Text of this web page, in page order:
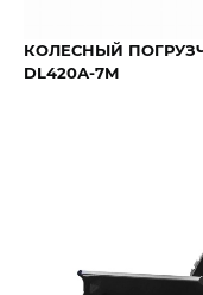
КОЛЕСНЫЙ
DL420А-7М